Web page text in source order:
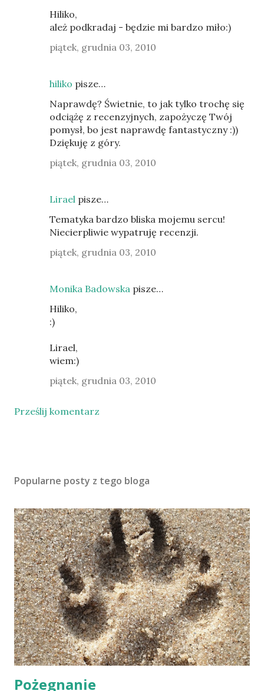
Hiliko,
ależ podkradaj - będzie mi bardzo miło:)
piątek, grudnia 03, 2010
hiliko pisze…
Naprawdę? Świetnie, to jak tylko trochę się
odciążę z recenzyjnych, zapożyczę Twój
pomysł, bo jest naprawdę fantastyczny :))
Dziękuję z góry.
piątek, grudnia 03, 2010
Lirael pisze…
Tematyka bardzo bliska mojemu sercu!
Niecierpliwie wypatruję recenzji.
piątek, grudnia 03, 2010
Monika Badowska pisze…
Hiliko,
:)
Lirael,
wiem:)
piątek, grudnia 03, 2010
Prześlij komentarz
Popularne posty z tego bloga
Pożegnanie